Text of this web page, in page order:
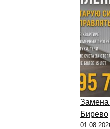
Замена
Бирево